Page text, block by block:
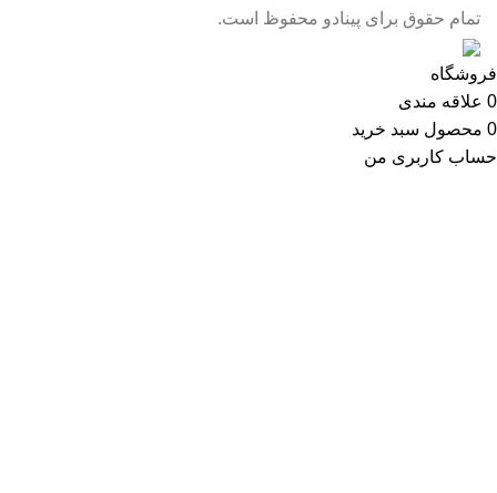
تمام حقوق برای پینادو محفوظ است.
فروشگاه
0 علاقه مندی
0 محصول سبد خرید
حساب کاربری من